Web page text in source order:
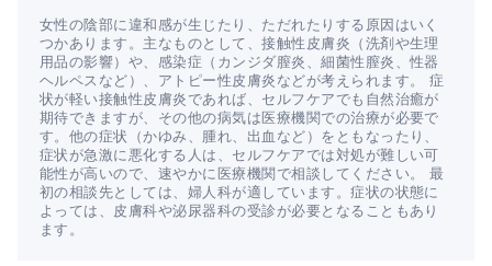
女性の陰部に違和感が生じたり、ただれたりする原因はいく
つかあります。主なものとして、接触性皮膚炎（洗剤や生理
用品の影響）や、感染症（カンジダ膣炎、細菌性膣炎、性器
ヘルペスなど）、アトピー性皮膚炎などが考えられます。 症
状が軽い接触性皮膚炎であれば、セルフケアでも自然治癒が
期待できますが、その他の病気は医療機関での治療が必要で
す。他の症状（かゆみ、腫れ、出血など）をともなったり、
症状が急激に悪化する人は、セルフケアでは対処が難しい可
能性が高いので、速やかに医療機関で相談してください。 最
初の相談先としては、婦人科が適しています。症状の状態に
よっては、皮膚科や泌尿器科の受診が必要となることもあり
ます。